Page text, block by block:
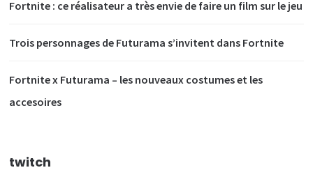
Fortnite : ce réalisateur a très envie de faire un film sur le jeu
Trois personnages de Futurama s’invitent dans Fortnite
Fortnite x Futurama – les nouveaux costumes et les
accesoires
twitch